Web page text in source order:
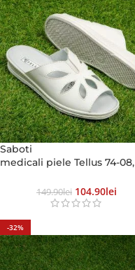
Saboti
medicali piele Tellus 74-08,
149.90Lei 104.90Lei
-32%